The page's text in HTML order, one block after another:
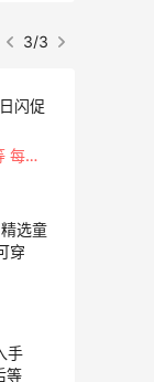
1/3
美
立省
满赠正装橘子眼霜+精华唇蜜等好礼
夏
卖